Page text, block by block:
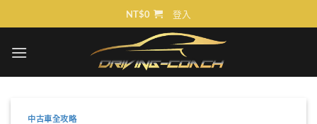
to
NT$0 登入
中古車全攻略